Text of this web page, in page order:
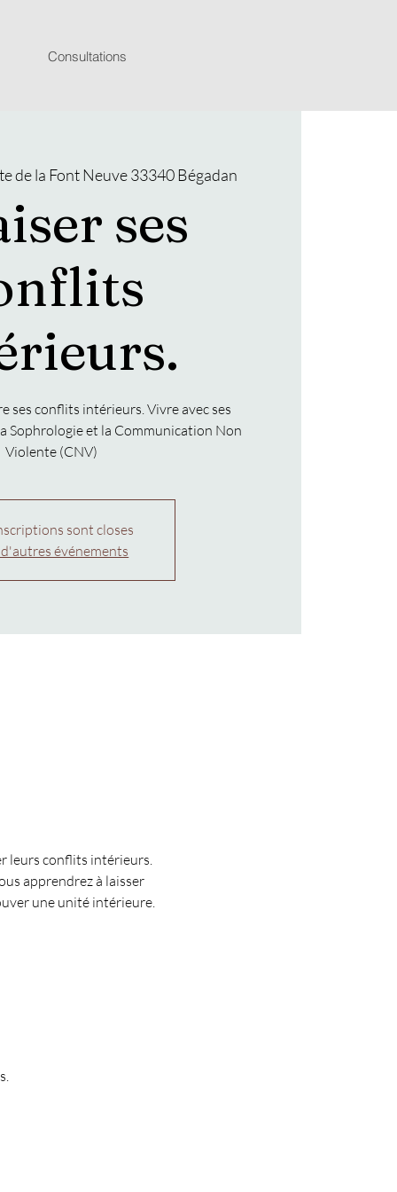
Consultations
de la Font Neuve 33340 Bégadan
ses
ses conflits intérieurs. Vivre avec ses
Sophrologie et la Communication Non
Violente (CNV)
sont closes
événements
leurs conflits intérieurs.
apprendrez à laisser
une unité intérieure.